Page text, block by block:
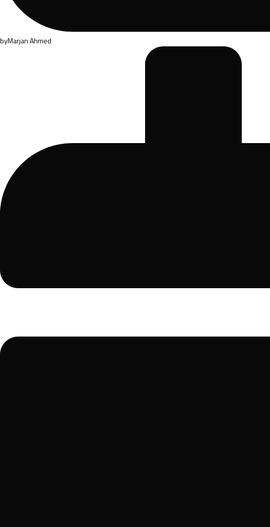
byMarjan Ahmed